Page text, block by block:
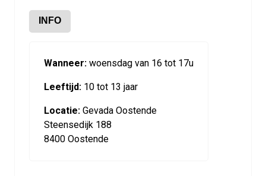
INFO
Wanneer: woensdag van 16 tot 17u
Leeftijd: 10 tot 13 jaar
Locatie: Gevada Oostende
Steensedijk 188
8400 Oostende